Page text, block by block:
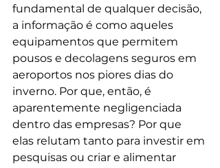
fundamental de qualquer decisão,
a informação é como aqueles
equipamentos que permitem
pousos e decolagens seguros em
aeroportos nos piores dias do
inverno. Por que, então, é
aparentemente negligenciada
dentro das empresas? Por que
elas relutam tanto para investir em
pesquisas ou criar e alimentar